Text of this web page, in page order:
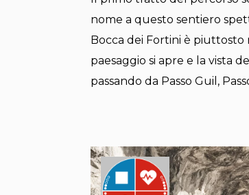
nome a questo sentiero
Bocca dei Fortini è piuttosto
paesaggio si apre e la vista
passando da Passo Guil,